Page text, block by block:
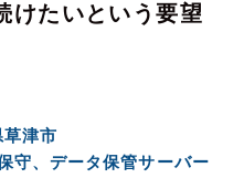
たいという要望
津市
守、データ保管サーバー